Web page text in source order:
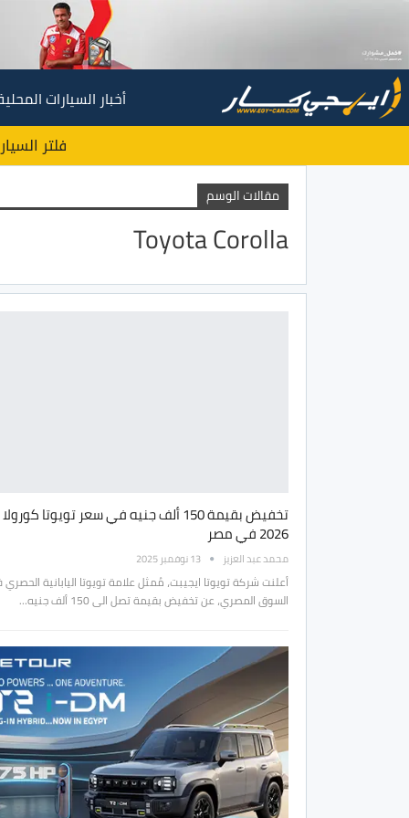
أخبار السيارات
فلتر
مقالات الوسم
Toyota Corolla
تخفيض بقيمة 150 ألف جنيه في سعر تويوتا كورولا
2026 في مصر
محمد عبد العزيز 13 نوفمبر 2025
أعلنت شركة تويوتا ايجيبت، مُمثل علامة تويوتا اليابانية
السوق المصري، عن تخفيض بقيمة تصل الى 150 ألف جنيه…